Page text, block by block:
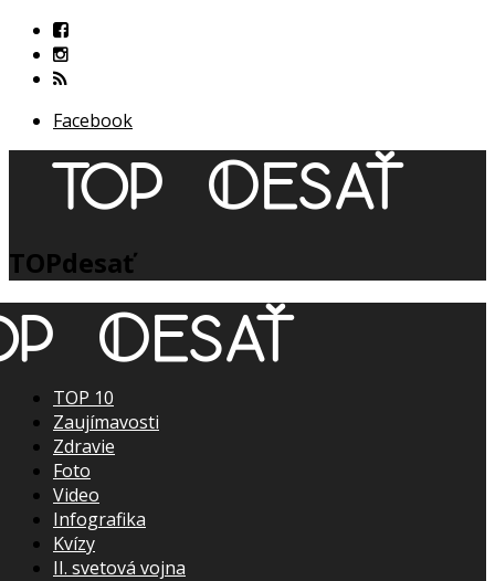
Facebook
TOPdesať
TOP 10
Zaujímavosti
Zdravie
Foto
Video
Infografika
Kvízy
II. svetová vojna